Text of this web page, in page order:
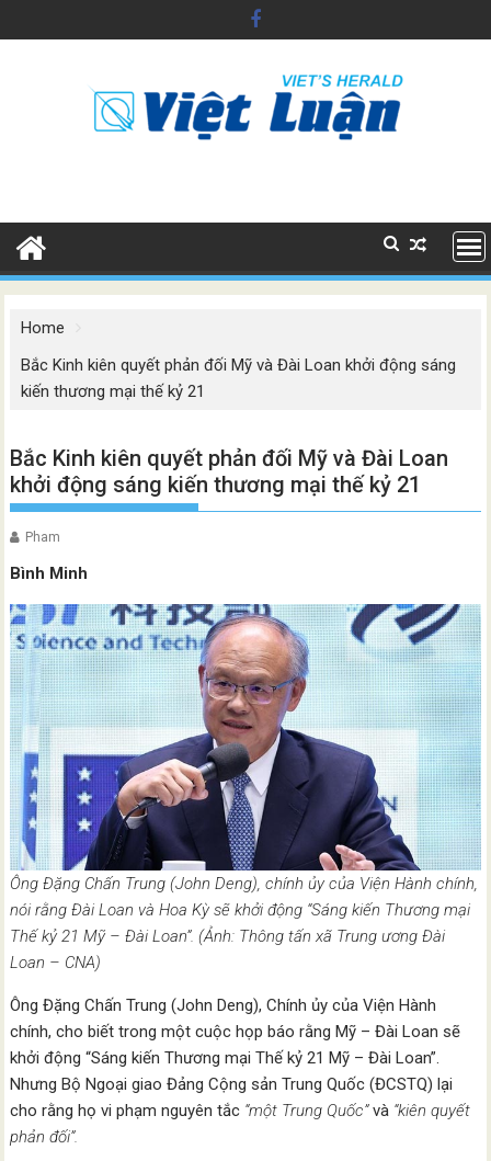
to
Home
Bắc Kinh kiên quyết phản đối Mỹ và Đài Loan khởi động sáng
kiến thương mại thế kỷ 21
Bắc Kinh kiên quyết phản đối Mỹ và Đài Loan
khởi động sáng kiến thương mại thế kỷ 21
Pham
Bình Minh
Ông Đặng Chấn Trung (John Deng), chính ủy của Viện Hành chính,
nói rằng Đài Loan và Hoa Kỳ sẽ khởi động “Sáng kiến ​​Thương mại
Thế kỷ 21 Mỹ – Đài Loan”. (Ảnh: Thông tấn xã Trung ương Đài
Loan – CNA)
Ông Đặng Chấn Trung (John Deng), Chính ủy của Viện Hành
chính, cho biết trong một cuộc họp báo rằng Mỹ – Đài Loan sẽ
khởi động “Sáng kiến ​​Thương mại Thế kỷ 21 Mỹ – Đài Loan”.
Nhưng Bộ Ngoại giao Đảng Cộng sản Trung Quốc (ĐCSTQ) lại
cho rằng họ vi phạm nguyên tắc “một Trung Quốc”và “kiên quyết
phản đối”.